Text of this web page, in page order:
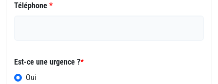
Téléphone *
Est-ce une urgence ?*
Oui